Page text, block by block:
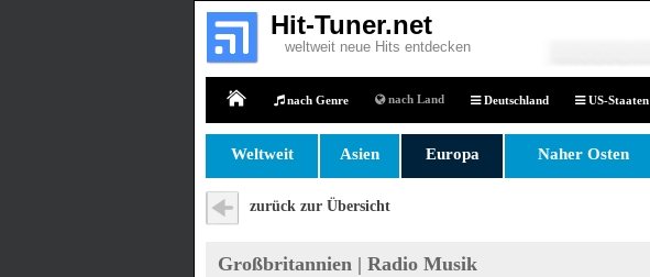
Hit-Tuner.net
weltweit neue Hits entdecken
nach Genre nach Land Deutschland US-Staaten
Weltweit Asien Europa Naher Osten
zurück zur Übersicht
Großbritannien | Radio Musik